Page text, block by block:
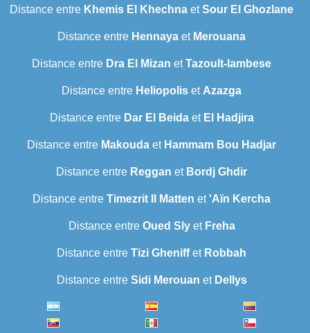
Distance entre Khemis El Khechna etSour El Ghozlane
Distance entre Hennaya et Merouana
Distance entre Dra El Mizan etTazoult-lambese
Distance entre Heliopolis et Azazga
Distance entre Dar El Beidaet El Hadjira
Distance entre Makouda et Hammam Bou Hadjar
Distance entre Reggan et Bordj Ghdir
Distance entre Timezrit Il Matten et 'Aïn Kercha
Distance entre Oued Slyet Freha
Distance entre Tizi Gheniffet Robbah
Distance entre Sidi Merouan et Dellys